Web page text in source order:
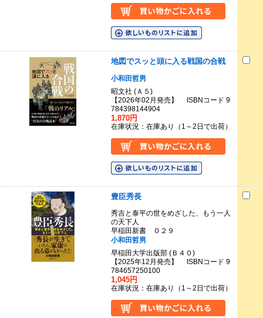
地図でスッと頭に入る戦国の合戦
小和田哲男
昭文社 (Ａ５)
【2026年02月発売】 ISBNコード 9
784398144904
1,870円
在庫状況：在庫あり（1～2日で出荷）
豊臣秀長
秀吉と泰平の世をめざした、もう一人
の天下人
早稲田新書 ０２９
小和田哲男
早稲田大学出版部 (Ｂ４０)
【2025年12月発売】 ISBNコード 9
784657250100
1,045円
在庫状況：在庫あり（1～2日で出荷）